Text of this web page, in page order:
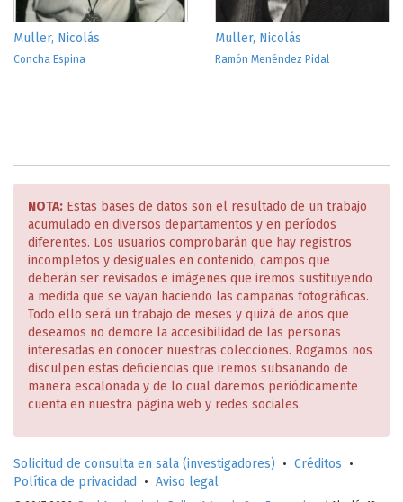
Muller, Nicolás
Concha Espina
Muller, Nicolás
Ramón Menéndez Pidal
NOTA: Estas bases de datos son el resultado de un trabajo
acumulado en diversos departamentos y en períodos
diferentes. Los usuarios comprobarán que hay registros
incompletos y desiguales en contenido, campos que
deberán ser revisados e imágenes que iremos sustituyendo
a medida que se vayan haciendo las campañas fotográficas.
Todo ello será un trabajo de meses y quizá de años que
deseamos no demore la accesibilidad de las personas
interesadas en conocer nuestras colecciones. Rogamos nos
disculpen estas deficiencias que iremos subsanando de
manera escalonada y de lo cual daremos periódicamente
cuenta en nuestra página web y redes sociales.
Solicitud de consulta en sala (investigadores) • Créditos •
Política de privacidad • Aviso legal